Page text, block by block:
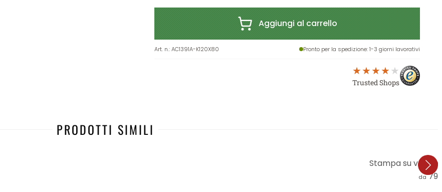
Aggiungi al carrello
Art. n.:AC1391A-K120X80 Pronto per la spedizione: 1-3 giorni lavorativi
Trusted Shops
PRODOTTI SIMILI
Stampa su vetro
da